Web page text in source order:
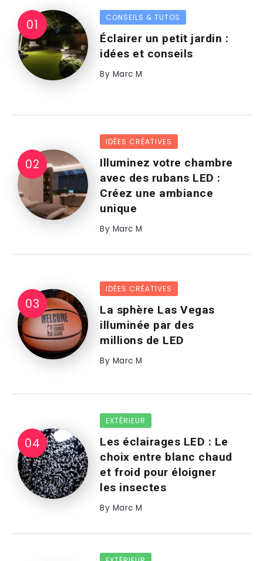
CONSEILS & TUTOS
Éclairer un petit jardin :
idées et conseils
By Marc M
IDÉES CRÉATIVES
Illuminez votre chambre
avec des rubans LED :
Créez une ambiance
unique
By Marc M
IDÉES CRÉATIVES
La sphère Las Vegas
illuminée par des
millions de LED
By Marc M
EXTÉRIEUR
Les éclairages LED : Le
choix entre blanc chaud
et froid pour éloigner
les insectes
By Marc M